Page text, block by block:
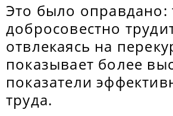
Это было оправдано:
добросовестно
отвлекаясь на
показывает более
показатели
труда.